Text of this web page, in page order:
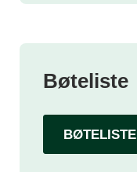
Bøteliste
BØTELISTE